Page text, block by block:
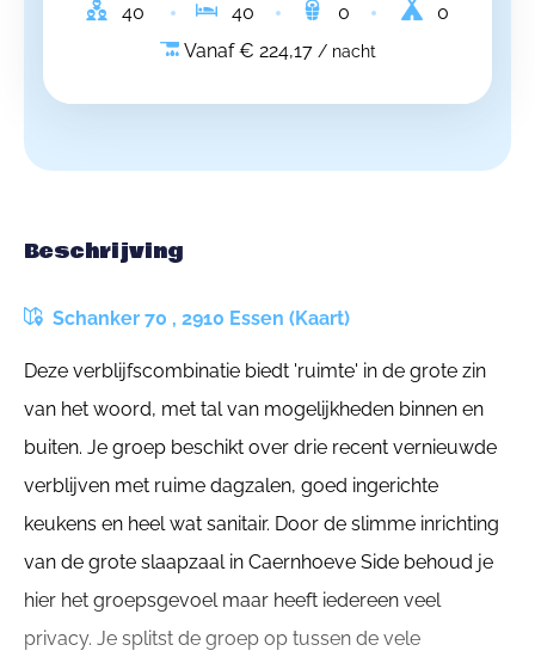
40 40 0
0
Vanaf € 224,17 / nacht
Beschrijving
Schanker 70 , 2910 Essen (Kaart)
Deze verblijfscombinatie biedt 'ruimte' in de grote zin
van het woord, met tal van mogelijkheden binnen en
buiten. Je groep beschikt over drie recent vernieuwde
verblijven met ruime dagzalen, goed ingerichte
keukens en heel wat sanitair. Door de slimme inrichting
van de grote slaapzaal in Caernhoeve Side behoud je
hier het groepsgevoel maar heeft iedereen veel
privacy. Je splitst de groep op tussen de vele